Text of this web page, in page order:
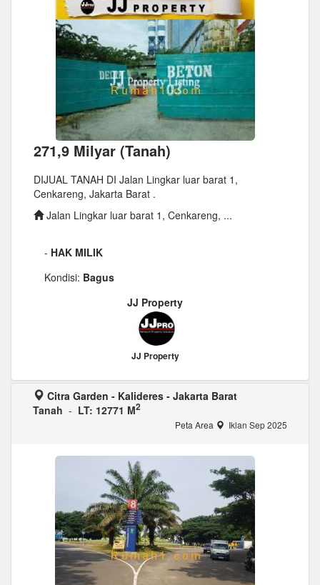
271,9 Milyar (Tanah)
DIJUAL TANAH DI Jalan Lingkar luar barat 1,
Cenkareng, Jakarta Barat .
Jalan Lingkar luar barat 1, Cenkareng, ...
- HAK MILIK
Kondisi: Bagus
JJ Property
JJ Property
Citra Garden - Kalideres - Jakarta Barat
Tanah - LT: 12771 M2
Peta Area Iklan Sep 2025